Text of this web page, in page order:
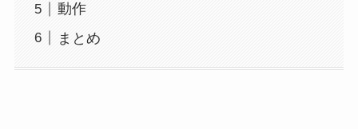
動作
まとめ